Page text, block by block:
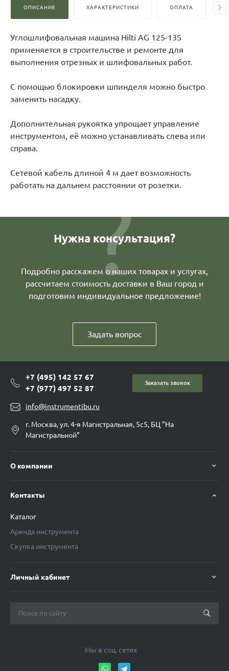
ОПИСАНИЕ ХАРАКТЕРИСТИКИ ОПЛАТА
Углошлифовальная машина Hilti AG 125-13S
применяется в строительстве и ремонте для
выполнения отрезных и шлифовальных работ.
С помощью блокировки шпинделя можно быстро
заменить насадку.
Дополнительная рукоятка упрощает управление
инструментом, её можно устанавливать слева или
справа.
Сетевой кабель длиной 4 м дает возможность
работать на дальнем расстоянии от розетки.
Нужна консультация?
Подробно расскажем о наших товарах и услугах,
рассчитаем стоимость доставки в Ваш город и
подготовим индивидуальное предложение!
Задать вопрос
+7 (495) 142 57 67
+7 (977) 497 52 87
Заказать звонок
info@instrumentibu.ru
г. Москва, ул. 4-я Магистральная, 5с5, БЦ "На
Магистральной"
О компании
Контакты
Каталог
Аренда инструмента
Скупка инструмента
Личный кабинет
Мы в соц. сетях